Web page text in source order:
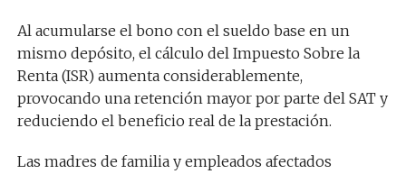
Al acumularse el bono con el sueldo base en un
mismo depósito, el cálculo del Impuesto Sobre la
Renta (ISR) aumenta considerablemente,
provocando una retención mayor por parte del SAT y
reduciendo el beneficio real de la prestación.
Las madres de familia y empleados afectados